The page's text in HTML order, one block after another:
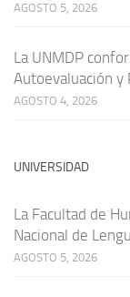
AGOSTO 5, 2026
La UNMDP
Autoevaluación y
AGOSTO 4, 2026
UNIVERSIDAD
La Facultad de
Nacional de
AGOSTO 5, 2026